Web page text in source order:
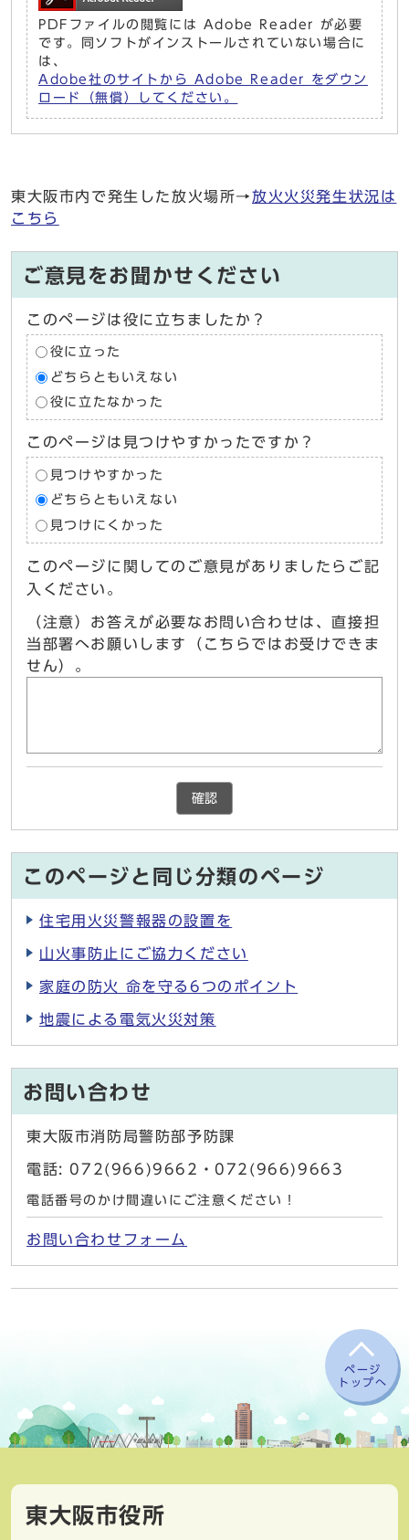
PDFファイルの閲覧には Adobe Reader が必要
です。同ソフトがインストールされていない場合に
は、
Adobe社のサイトから Adobe Reader をダウン
ロード（無償）してください。
東大阪市内で発生した放火場所→放火火災発生状況は
こちら
ご意見をお聞かせください
このページは役に立ちましたか？
役に立った
どちらともいえない
役に立たなかった
このページは見つけやすかったですか？
見つけやすかった
どちらともいえない
見つけにくかった
このページに関してのご意見がありましたらご記
入ください。
（注意）お答えが必要なお問い合わせは、直接担
当部署へお願いします（こちらではお受けできま
せん）。
確認
このページと同じ分類のページ
住宅用火災警報器の設置を
山火事防止にご協力ください
家庭の防火 命を守る6つのポイント
地震による電気火災対策
お問い合わせ
東大阪市消防局警防部予防課
電話: 072(966)9662・072(966)9663
電話番号のかけ間違いにご注意ください！
お問い合わせフォーム
ページ
トップへ
東大阪市役所